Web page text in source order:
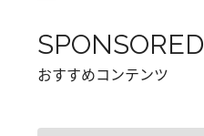
SPONSORED
おすすめコンテンツ